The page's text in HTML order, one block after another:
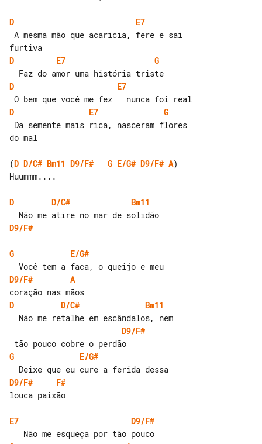
D
E7
D
E7
G
D
E7
D
E7
G
do mal
(D D/C# Bm11 D9/F# G E/G# D9/F# A)
Huummm....
D D/C#
Bm11
D9/F#
G
E/G#
D9/F#
A
D
D/C#
Bm11
D9/F#
G
E/G#
D9/F#
F#
louca paixão
E7
D9/F#